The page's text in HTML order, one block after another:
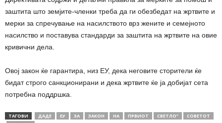
заштита што земјите-членки треба да ги обезбедат на жртвите и
мерки за спречување на насилството врз жените и семејното
насилство и поставува стандарди за заштита на жртвите на овие
кривични дела.
Овој закон ќе гарантира, низ ЕУ, дека неговите сторители ќе
бидат строго санкционирани и дека жртвите ќе ја добијат сета
потребна поддршка.
ТАГОВИ ДАДЕ ЕУ ЗА ЗАКОН НА ПРВИОТ СВЕТЛО“
СОВЕТОТ